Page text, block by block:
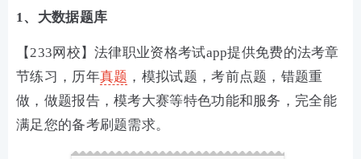
1、大数据题库
【233网校】法律职业资格考试app提供免费的法考章
节练习，历年真题 ，模拟试题，考前点题，错题重
做，做题报告，模考大赛等特色功能和服务，完全能
满足您的备考刷题需求。